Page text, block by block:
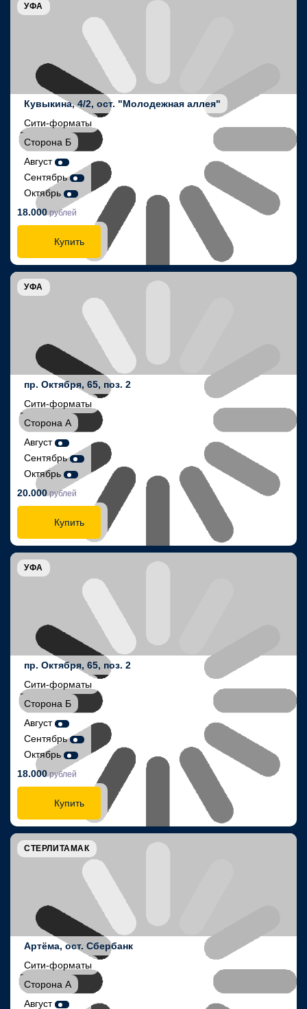
УФА
Кувыкина, 4/2, ост. "Молодежная аллея"
Сити-форматы
Сторона Б
Август
Сентябрь
Октябрь
18.000рублей
Купить
УФА
пр. Октября, 65, поз. 2
Сити-форматы
Сторона А
Август
Сентябрь
Октябрь
20.000рублей
Купить
УФА
пр. Октября, 65, поз. 2
Сити-форматы
Сторона Б
Август
Сентябрь
Октябрь
18.000рублей
Купить
СТЕРЛИТАМАК
Артёма, ост. Сбербанк
Сити-форматы
Сторона А
Август